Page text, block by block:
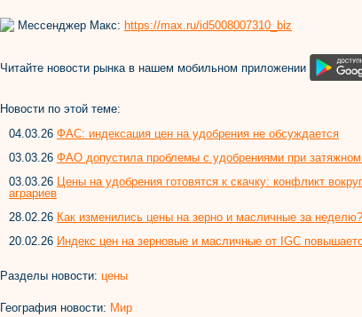
Мессенджер Макс: https://max.ru/id5008007310_biz
Читайте новости рынка в нашем мобильном приложении
Новости по этой теме:
04.03.26 ФАС: индексация цен на удобрения не обсуждается
03.03.26 ФАО допустила проблемы с удобрениями при затяжном
03.03.26 Цены на удобрения готовятся к скачку: конфликт
аграриев
28.02.26 Как изменились цены на зерно и масличные за неделю?
20.02.26 Индекс цен на зерновые и масличные от IGC
Разделы новости: цены
География новости: Мир